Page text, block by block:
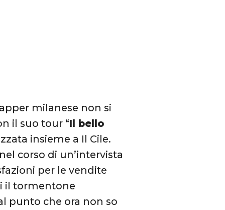
milanese non si
il suo tour “Il bello
insieme a Il Cile.
corso di un’intervista
per le vendite
il tormentone
punto che ora non so